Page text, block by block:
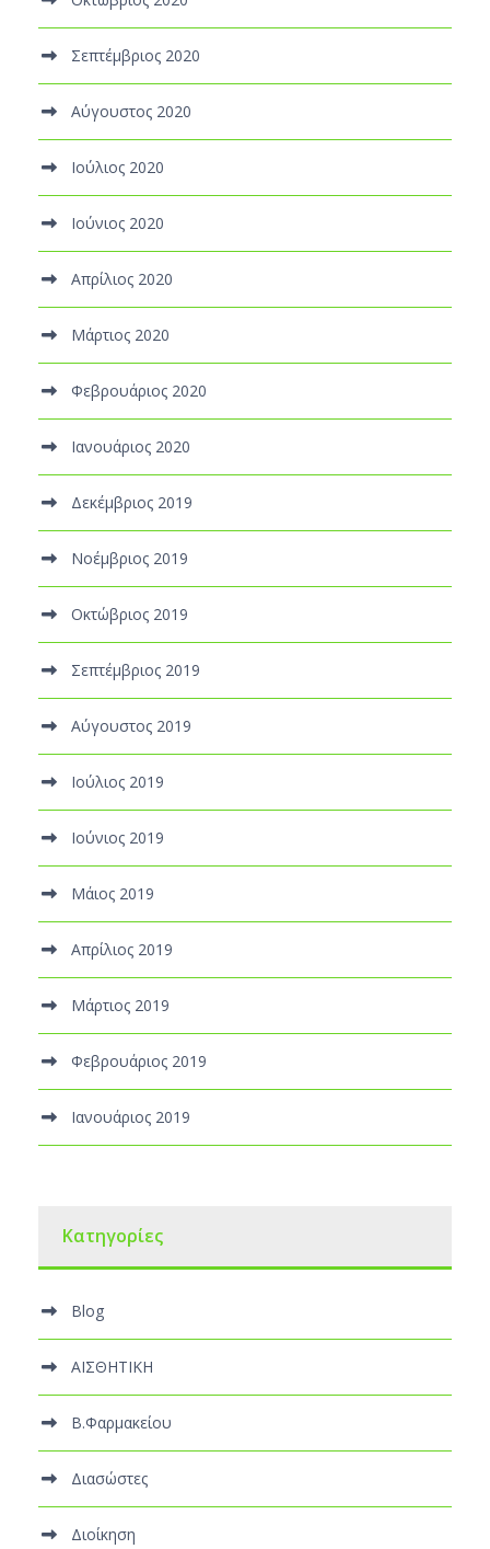
Σεπτέμβριος 2020
Αύγουστος 2020
Ιούλιος 2020
Ιούνιος 2020
Απρίλιος 2020
Μάρτιος 2020
Φεβρουάριος 2020
Ιανουάριος 2020
Δεκέμβριος 2019
Νοέμβριος 2019
Οκτώβριος 2019
Σεπτέμβριος 2019
Αύγουστος 2019
Ιούλιος 2019
Ιούνιος 2019
Μάιος 2019
Απρίλιος 2019
Μάρτιος 2019
Φεβρουάριος 2019
Ιανουάριος 2019
Kατηγορίες
Blog
ΑΙΣΘΗΤΙΚΗ
Β.Φαρμακείου
Διασώστες
Διοίκηση